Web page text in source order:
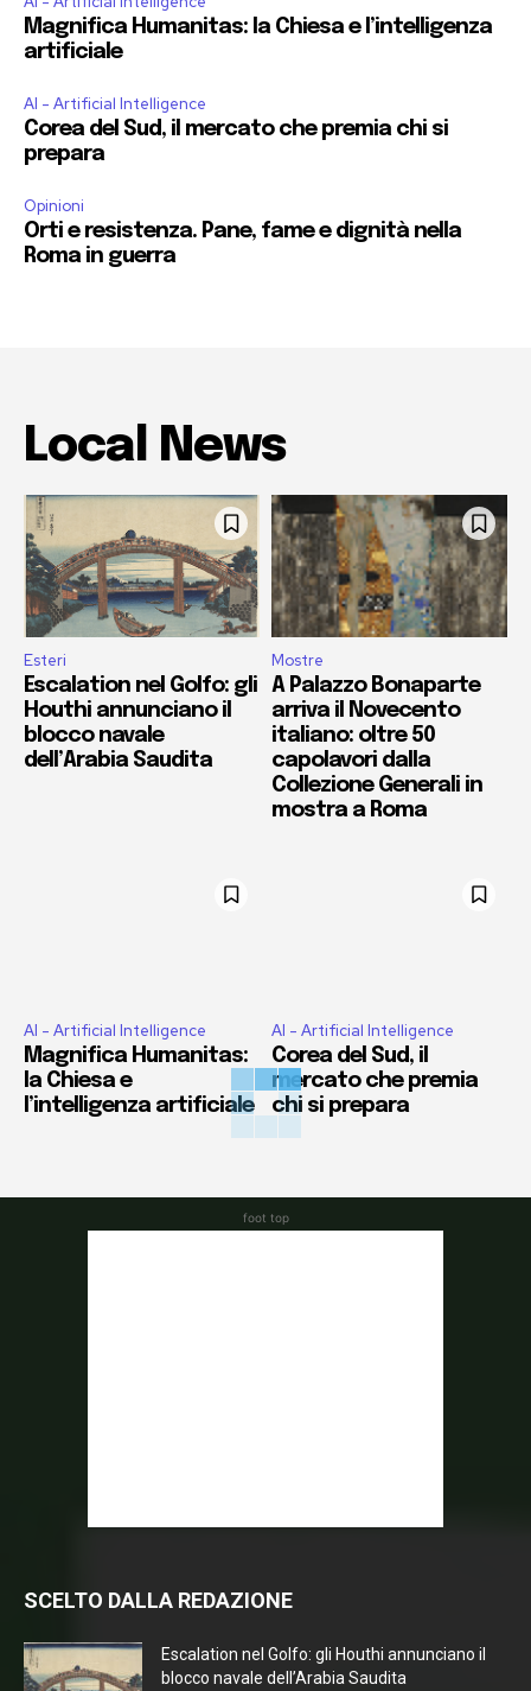
Magnifica Humanitas: la Chiesa e l’intelligenza
artificiale
AI - Artificial Intelligence
Corea del Sud, il mercato che premia chi si
prepara
Opinioni
Orti e resistenza. Pane, fame e dignità nella
Roma in guerra
Local News
Esteri
Escalation nel Golfo: gli
Houthi annunciano il
blocco navale
dell’Arabia Saudita
Mostre
A Palazzo Bonaparte
arriva il Novecento
italiano: oltre 50
capolavori dalla
Collezione Generali in
mostra a Roma
AI - Artificial Intelligence
Magnifica Humanitas:
la Chiesa e
l’intelligenza artificiale
AI - Artificial Intelligence
Corea del Sud, il
mercato che premia
chi si prepara
foot top
SCELTO DALLA REDAZIONE
Escalation nel Golfo: gli Houthi annunciano il
blocco navale dell’Arabia Saudita